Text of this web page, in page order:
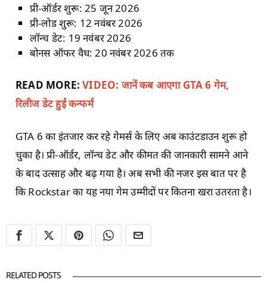
प्री-ऑर्डर शुरू: 25 जून 2026
प्री-लोड शुरू: 12 नवंबर 2026
लॉन्च डेट: 19 नवंबर 2026
बोनस ऑफर वैध: 20 नवंबर 2026 तक
READ MORE:VIDEO: जानें कब आएगा GTA 6 गेम,
रिलीज डेट हुई कन्फर्म
GTA 6 का इंतजार कर रहे गेमर्स के लिए अब काउंटडाउन शुरू हो
चुका है। प्री-ऑर्डर, लॉन्च डेट और कीमत की जानकारी सामने आने
के बाद उत्साह और बढ़ गया है। अब सभी की नजर इस बात पर है
कि Rockstar का यह नया गेम उम्मीदों पर कितना खरा उतरता है।
RELATED POSTS